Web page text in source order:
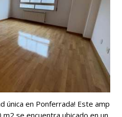
única en Ponferrada! Este amp
se encuentra ubicado en un